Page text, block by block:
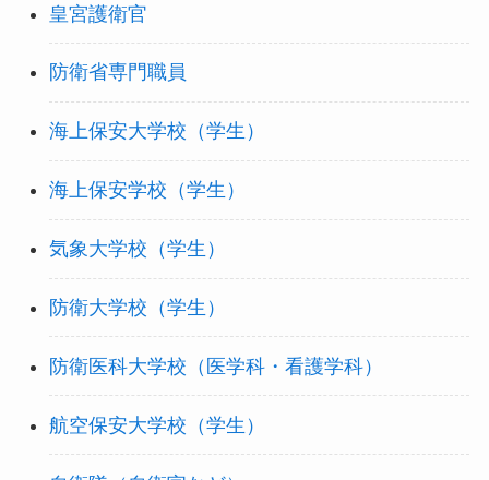
皇宮護衛官
防衛省専門職員
海上保安大学校（学生）
海上保安学校（学生）
気象大学校（学生）
防衛大学校（学生）
防衛医科大学校（医学科・看護学科）
航空保安大学校（学生）